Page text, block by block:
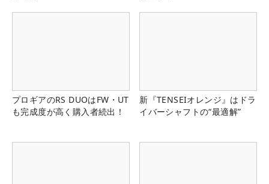
プロギアのRS DUOはFW・UT
も完成度が高く購入者続出！
新『TENSEIオレンジ』はドラ
イバーシャフトの“最適解”